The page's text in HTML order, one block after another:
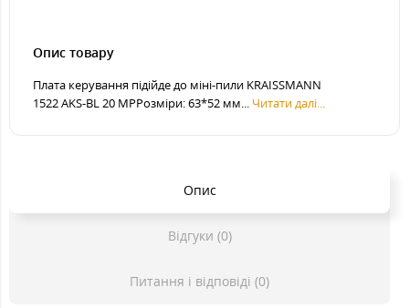
Опис товару
Плата керування підійде до міні-пили KRAISSMANN
1522 AKS-BL 20 MPРозміри: 63*52 мм... Читати далі...
Опис
Відгуки (0)
Питання і відповіді (0)